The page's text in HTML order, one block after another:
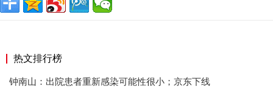
热文排行榜
钟南山：出院患者重新感染可能性很小；京东下线